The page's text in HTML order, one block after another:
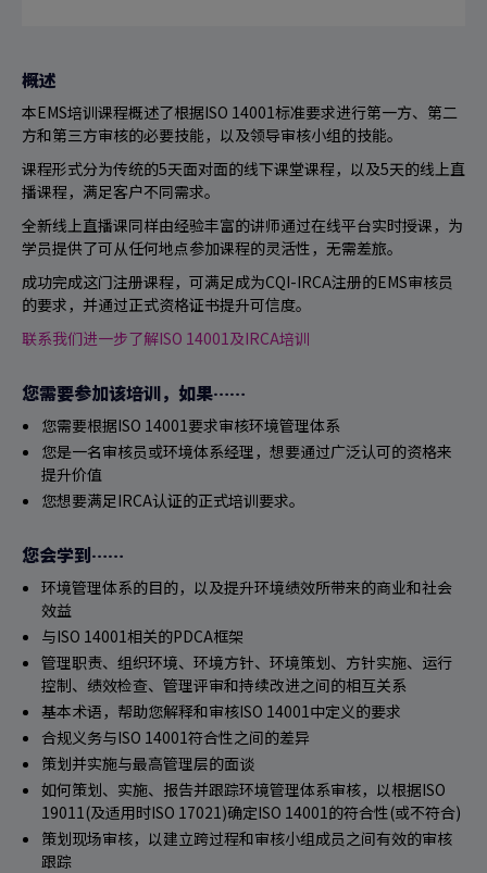
概述
本EMS培训课程概述了根据ISO 14001标准要求进行第一方、第二
方和第三方审核的必要技能，以及领导审核小组的技能。
课程形式分为传统的5天面对面的线下课堂课程，以及5天的线上直
播课程，满足客户不同需求。
全新线上直播课同样由经验丰富的讲师通过在线平台实时授课，为
学员提供了可从任何地点参加课程的灵活性，无需差旅。
成功完成这门注册课程，可满足成为CQI-IRCA注册的EMS审核员
的要求，并通过正式资格证书提升可信度。
联系我们进一步了解ISO 14001及IRCA培训
您需要参加该培训，如果……
您需要根据ISO 14001要求审核环境管理体系
您是一名审核员或环境体系经理，想要通过广泛认可的资格来
提升价值
您想要满足IRCA认证的正式培训要求。
您会学到……
环境管理体系的目的，以及提升环境绩效所带来的商业和社会
效益
与ISO 14001相关的PDCA框架
管理职责、组织环境、环境方针、环境策划、方针实施、运行
控制、绩效检查、管理评审和持续改进之间的相互关系
基本术语，帮助您解释和审核ISO 14001中定义的要求
合规义务与ISO 14001符合性之间的差异
策划并实施与最高管理层的面谈
如何策划、实施、报告并跟踪环境管理体系审核，以根据ISO
19011(及适用时ISO 17021)确定ISO 14001的符合性(或不符合)
策划现场审核，以建立跨过程和审核小组成员之间有效的审核
跟踪